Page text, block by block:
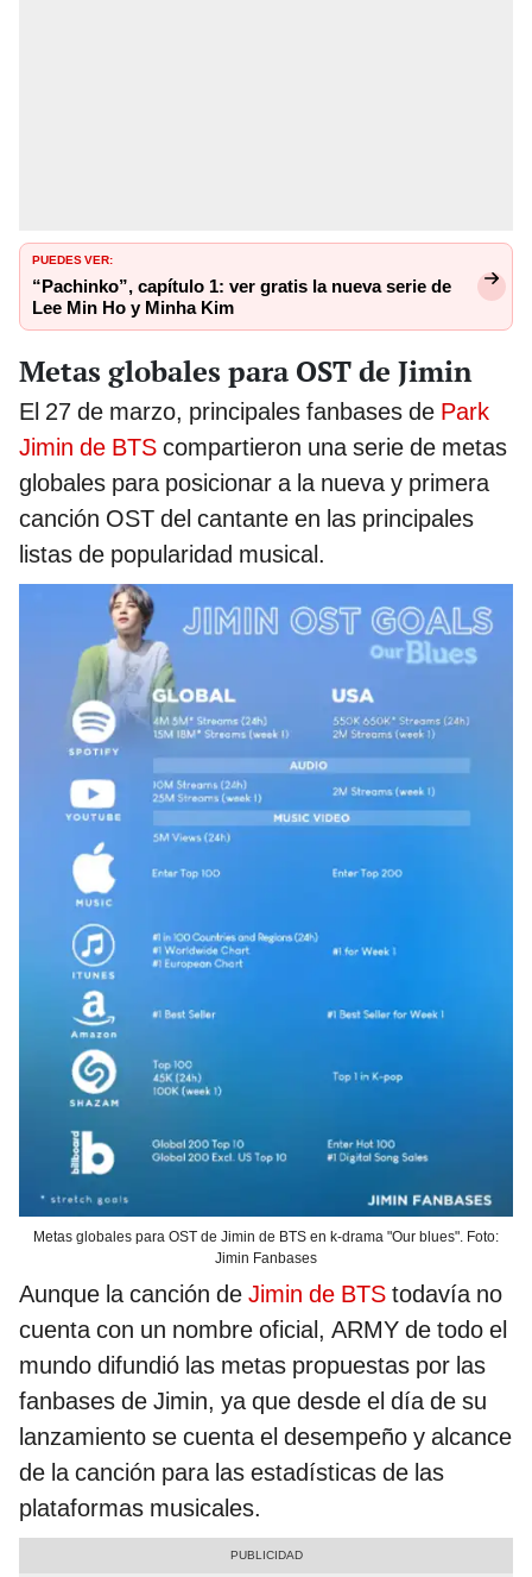
PUEDES VER:
“Pachinko”, capítulo 1: ver gratis la nueva serie de
Lee Min Ho y Minha Kim
Metas globales para OST de Jimin
El 27 de marzo, principales fanbases de Park
Jimin de BTS compartieron una serie de metas
globales para posicionar a la nueva y primera
canción OST del cantante en las principales
listas de popularidad musical.
Metas globales para OST de Jimin de BTS en k-drama "Our blues". Foto:
Jimin Fanbases
Aunque la canción de Jimin de BTS todavía no
cuenta con un nombre oficial, ARMY de todo el
mundo difundió las metas propuestas por las
fanbases de Jimin, ya que desde el día de su
lanzamiento se cuenta el desempeño y alcance
de la canción para las estadísticas de las
plataformas musicales.